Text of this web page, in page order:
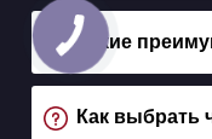
Какие
Как выбрать